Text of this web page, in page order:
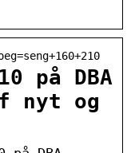
på DBA
nyt og